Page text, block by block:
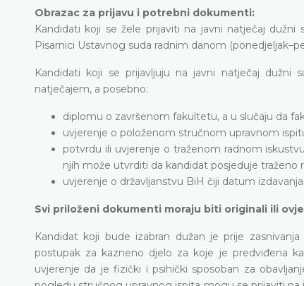
Obrazac za prijavu i potrebni dokumenti:
Kandidati koji se žele prijaviti na javni natječaj
Pisarnici Ustavnog suda radnim danom
Kandidati koji se prijavljuju na javni natječaj dužni
natječajem, a posebno:
diplomu o završenom fakultetu, a u slučaju da
uvjerenje o položenom stručnom upravnom
potvrdu ili uvjerenje o traženom radnom
njih može utvrditi da kandidat posjeduje traženo
uvjerenje o državljanstvu BiH čiji datum
Svi priloženi dokumenti moraju biti originali ili
Kandidat koji bude izabran dužan je prije
postupak za kazneno djelo za koje je predviđena
uvjerenje da je fizički i psihički sposoban za